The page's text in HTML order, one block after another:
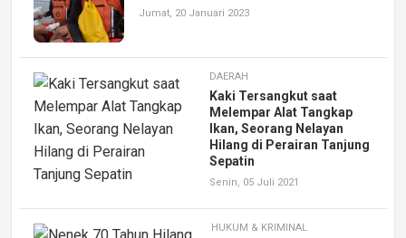
Jumat, 20 Januari 2023
DAERAH
Kaki Tersangkut saat
Melempar Alat Tangkap
Ikan, Seorang Nelayan
Hilang di Perairan Tanjung
Sepatin
Senin, 05 Juli 2021
HUKUM & KRIMINAL